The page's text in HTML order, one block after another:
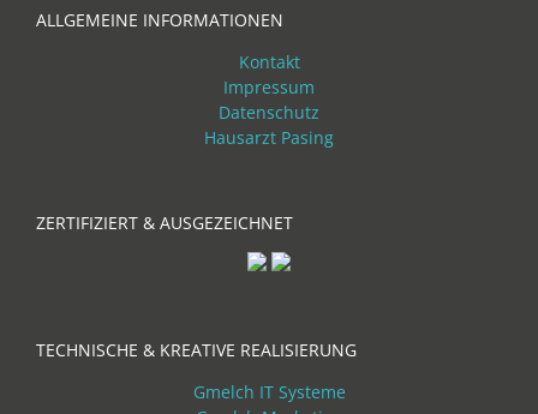
ALLGEMEINE INFORMATIONEN
Kontakt
Impressum
Datenschutz
Hausarzt Pasing
ZERTIFIZIERT & AUSGEZEICHNET
TECHNISCHE & KREATIVE REALISIERUNG
Gmelch IT Systeme